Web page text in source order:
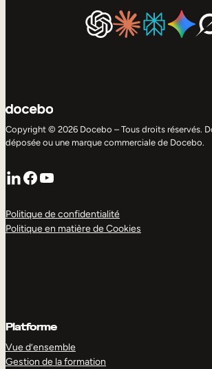
Copyright © 2026 Docebo – Tous droits réservés.
déposée ou une marque commerciale de Docebo.
LinkedIn
Facebook
YouTube
Politique de confidentialité
Politique en matière de Cookies
Platforme
Vue d’ensemble
Gestion de la formation